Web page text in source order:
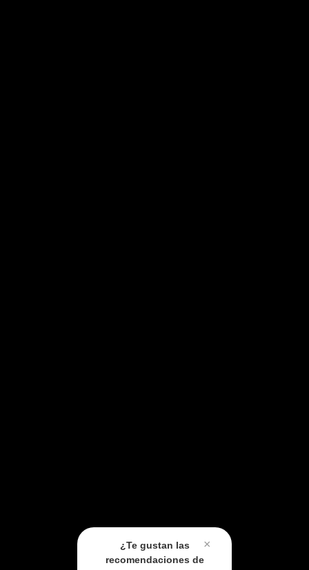
×
¿Te gustan las
recomendaciones de